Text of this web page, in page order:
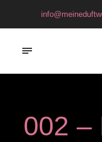
002 –